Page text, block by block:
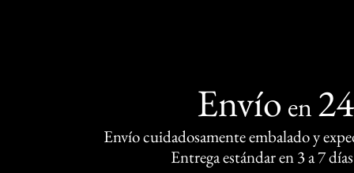
Envío en
Envío cuidadosamente embalado y
Entrega estándar en 3 a 7